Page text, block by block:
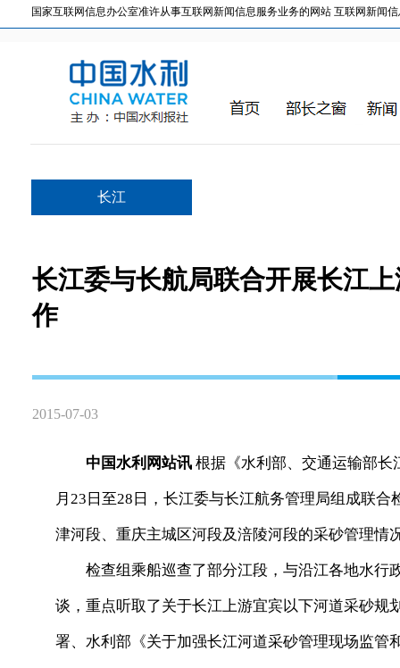
国家互联网信息办公室准许从事互联网新闻信息服务业务的网站 互联网新闻信
长江
长江委与长航局联合开展长江
作
2015-07-03
中国水利网站讯 根据《水利部、交通运输部长
月23日至28日，长江委与长江航务管理局组成联
津河段、重庆主城区河段及涪陵河段的采砂管理情
检查组乘船巡查了部分江段，与沿江各地水行
谈，重点听取了关于长江上游宜宾以下河道采砂
署、水利部《关于加强长江河道采砂管理现场监